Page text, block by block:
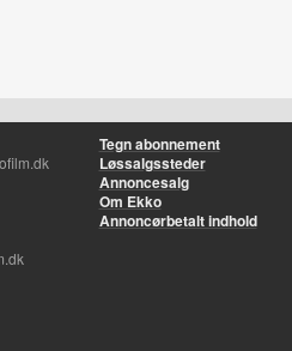
Tegn abonnement
Løssalgssteder
Annoncesalg
Om Ekko
Annoncørbetalt indhold